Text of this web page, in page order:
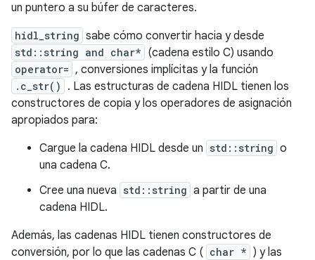
un puntero a su búfer de caracteres.
hidl_string sabe cómo convertir hacia y desde
std::string and char* (cadena estilo C) usando
operator= , conversiones implícitas y la función
.c_str()
. Las estructuras de cadena HIDL tienen los
constructores de copia y los operadores de asignación
apropiados para:
Cargue la cadena HIDL desde un std::string o
una cadena C.
Cree una nueva std::string a partir de una
cadena HIDL.
Además, las cadenas HIDL tienen constructores de
conversión, por lo que las cadenas C ( char * ) y las